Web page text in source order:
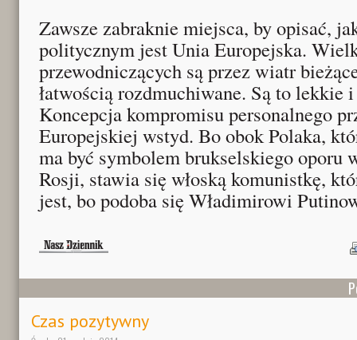
Zawsze zabraknie miejsca, by opisać,
politycznym jest Unia Europejska.
przewodniczących są przez wiatr
łatwością rozdmuchiwane. Są to lekkie i
Koncepcja kompromisu personalnego
Europejskiej wstyd. Bo obok Polaka,
ma być symbolem brukselskiego oporu
Rosji, stawia się włoską komunistkę,
jest, bo podoba się Władimirowi
Czas pozytywny